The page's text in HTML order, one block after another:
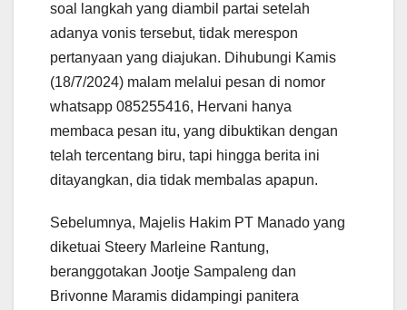
soal langkah yang diambil partai setelah
adanya vonis tersebut, tidak merespon
pertanyaan yang diajukan. Dihubungi Kamis
(18/7/2024) malam melalui pesan di nomor
whatsapp 085255416, Hervani hanya
membaca pesan itu, yang dibuktikan dengan
telah tercentang biru, tapi hingga berita ini
ditayangkan, dia tidak membalas apapun.
Sebelumnya, Majelis Hakim PT Manado yang
diketuai Steery Marleine Rantung,
beranggotakan Jootje Sampaleng dan
Brivonne Maramis didampingi panitera